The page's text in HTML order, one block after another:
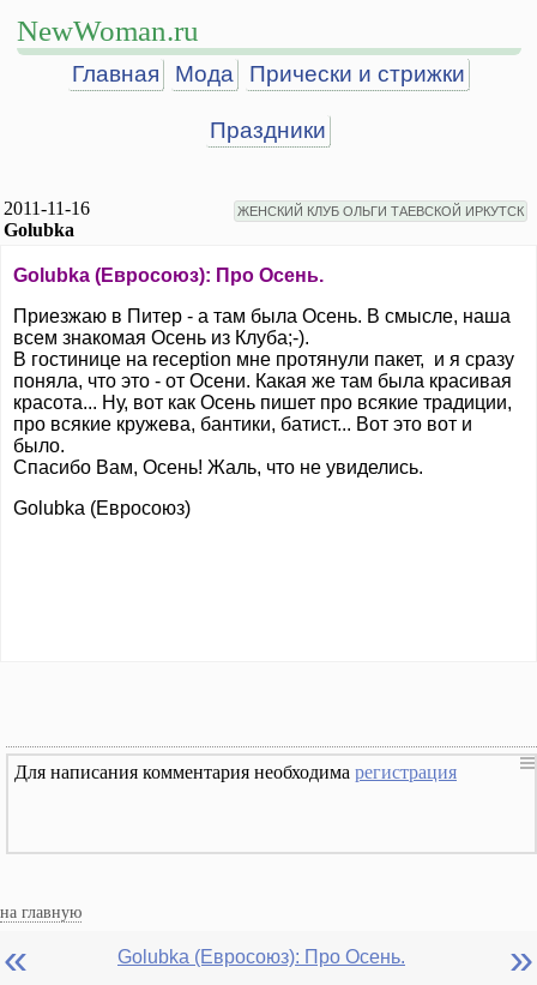
NewWoman.ru
Главная Мода Прически и стрижки
Праздники
2011-11-16
Golubka
ЖЕНСКИЙ КЛУБ ОЛЬГИ ТАЕВСКОЙ ИРКУТСК
Golubka (Евросоюз): Про Осень.
Приезжаю в Питер - а там была Осень. В смысле, наша
всем знакомая Осень из Клуба;-).
В гостинице на reception мне протянули пакет, и я сразу
поняла, что это - от Осени. Какая же там была красивая
красота... Ну, вот как Осень пишет про всякие традиции,
про всякие кружева, бантики, батист... Вот это вот и
было.
Спасибо Вам, Осень! Жаль, что не увиделись.
Golubka (Евросоюз)
Для написания комментария необходима регистрация
на главную
« Golubka (Евросоюз): Про Осень. »